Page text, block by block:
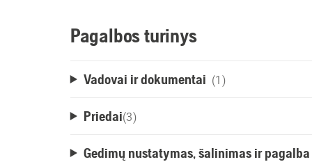
Pagalbos turinys
Vadovai ir dokumentai (1)
Priedai(3)
Gedimų nustatymas, šalinimas ir pagalba